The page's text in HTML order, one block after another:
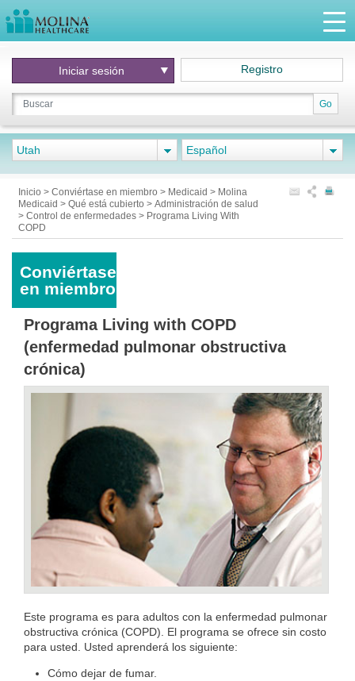
Go
Iniciar sesión Registro
Utah Español
Inicio > Conviértase en miembro > Medicaid > Molina
Medicaid > Qué está cubierto > Administración de salud
> Control de enfermedades > Programa Living With
COPD
Conviértase
en miembro
Programa Living with COPD
(enfermedad pulmonar obstructiva
crónica)
Este programa es para adultos con la enfermedad pulmonar
obstructiva crónica (COPD). El programa se ofrece sin costo
para usted. Usted aprenderá los siguiente:
Cómo dejar de fumar.